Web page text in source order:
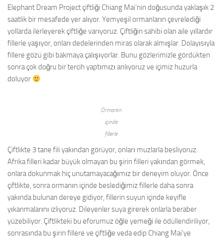
Elephant Dream Project çiftliği Chiang Mai’nin doğusunda yaklaşık 2
saatlik bir mesafede yer alıyor. Yemyeşil ormanların çevrelediği
yollarda ilerleyerek çiftliğe varıyoruz. Çiftliğin sahibi olan aile yıllardır
fillerle yaşıyor, onları dedelerinden miras olarak almışlar. Dolayısıyla
fillere gözü gibi bakmaya çalışıyorlar. Bunu gözlerimizle gördükten
sonra çok doğru bir tercih yaptımızı anlıyoruz ve içimiz huzurla
doluyor
Ormanın
içinde
fillerle
Çiftlikte 3 tane fili yakından görüyor, onları muzlarla besliyoruz.
Afrika filleri kadar büyük olmayan bu şirin filleri yakından görmek,
onlara dokunmak hiç unutamayacağımız bir deneyim oluyor. Önce
çiftlikte, sonra ormanın içinde beslediğimiz fillerle daha sonra
yakında bulunan dereye gidiyor, fillerin suyun içinde keyifle
yıkanmalarını izliyoruz. Dileyenler suya girerek onlarla beraber
yüzebiliyor. Çiftlikteki bu eforumuz öğle yemeği ile ödüllendiriliyor,
sonrasında bu şirin fillere ve çiftliğe veda edip Chiang Mai’ye